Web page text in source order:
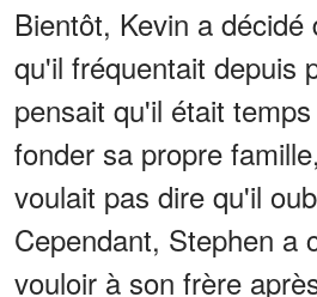
Bientôt, Kevin a
qu'il fréquentait depuis
pensait qu'il était
fonder sa propre
voulait pas dire qu'il
Cependant, Stephen a
vouloir à son frère